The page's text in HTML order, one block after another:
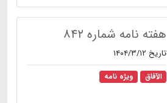
هفته نامه شماره ۸۴۲
تاریخ ۱۴۰۴/۳/۱۲
الآفاق ویژه نامه